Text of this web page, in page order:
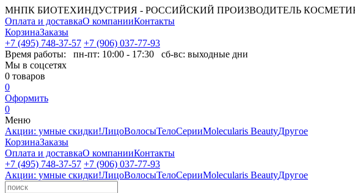
МНПК БИОТЕХИНДУСТРИЯ - РОССИЙСКИЙ ПРОИЗВОДИТЕЛЬ
Оплата и доставкаО компанииКонтакты
КорзинаЗаказы
+7 (495) 748-37-57 +7 (906) 037-77-93
Время работы: пн-пт: 10:00 - 17:30 сб-вс: выходные дни
Мы в соцсетях
0 товаров
0
Оформить
0
Меню
Акции: умные скидки!ЛицоВолосыТелоСерииMolecularis BeautyДругое
КорзинаЗаказы
Оплата и доставкаО компанииКонтакты
+7 (495) 748-37-57 +7 (906) 037-77-93
Акции: умные скидки!ЛицоВолосыТелоСерииMolecularis BeautyДругое